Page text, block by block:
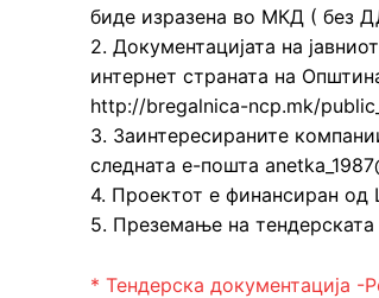
биде изразена во МКД ( без
2. Документацијата на
интернет страната на
http://bregalnica-ncp.mk/
3. Заинтересираните
следната е-пошта
4. Проектот е финансиран од
5. Преземање на
* Тендерска документација -